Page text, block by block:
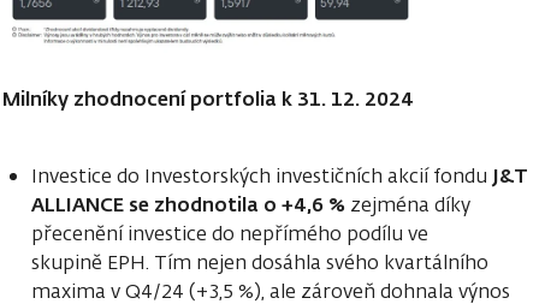
Milníky zhodnocení portfolia k 31. 12. 2024
Investice do Investorských investičních akcií fondu J&T
ALLIANCE se zhodnotila o +4,6 % zejména díky
přecenění investice do nepřímého podílu ve
skupině EPH. Tím nejen dosáhla svého kvartálního
maxima v Q4/24 (+3,5 %), ale zároveň dohnala výnos